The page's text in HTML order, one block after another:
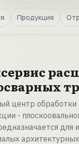
Продукция
центр обработки
-
для